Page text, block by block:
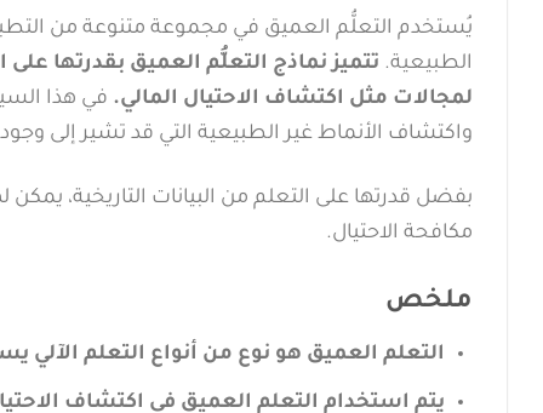
يُستخدم التعلُّم العميق في مجموعة متنوعة من
الطبيعية. تتميز نماذج التعلُّم العميق بقدرتها
لمجالات مثل اكتشاف الاحتيال المالي. في هذا
واكتشاف الأنماط غير الطبيعية التي قد تشير إلى وجود
بفضل قدرتها على التعلم من البيانات التاريخية،
مكافحة الاحتيال.
ملخص
التعلم العميق هو نوع من أنواع التعلم
يتم استخدام التعلم العميق في اكتشاف